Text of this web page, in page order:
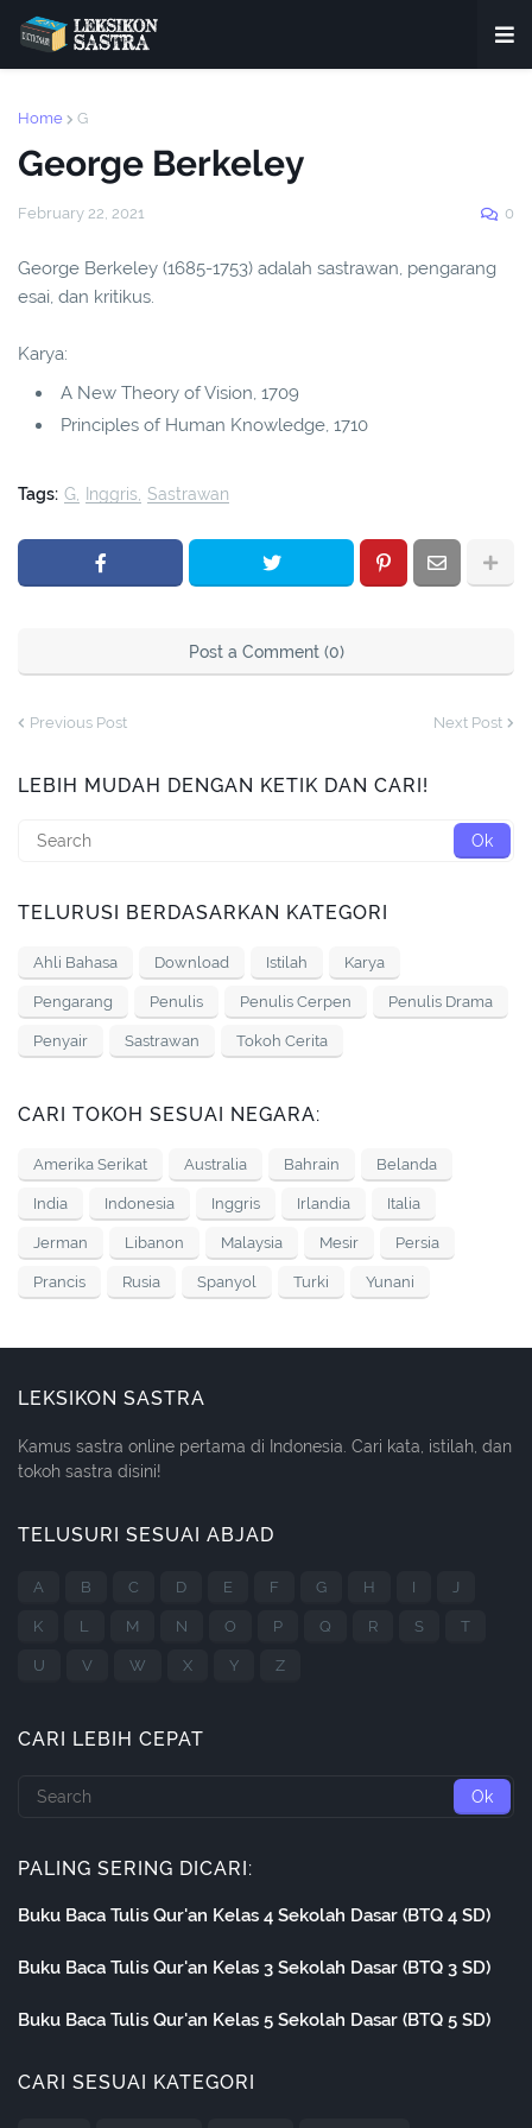
Home G
George Berkeley
February 22, 2021 0
George Berkeley (1685-1753) adalah sastrawan, pengarang
esai, dan kritikus.
Karya:
A New Theory of Vision, 1709
Principles of Human Knowledge, 1710
Tags: G Inggris Sastrawan
Post a Comment (0)
Previous Post Next Post
LEBIH MUDAH DENGAN KETIK DAN CARI!
TELURUSI BERDASARKAN KATEGORI
Ahli Bahasa Download Istilah Karya
Pengarang Penulis Penulis Cerpen Penulis Drama
Penyair Sastrawan Tokoh Cerita
CARI TOKOH SESUAI NEGARA:
Amerika Serikat Australia Bahrain Belanda
India Indonesia Inggris Irlandia Italia
Jerman Libanon Malaysia Mesir Persia
Prancis Rusia Spanyol Turki Yunani
LEKSIKON SASTRA
Kamus sastra online pertama di Indonesia. Cari kata, istilah, dan
tokoh sastra disini!
TELUSURI SESUAI ABJAD
A B C D E F G H I J
K L M N O P Q R S T
U V W X Y Z
CARI LEBIH CEPAT
PALING SERING DICARI:
Buku Baca Tulis Qur'an Kelas 4 Sekolah Dasar (BTQ 4 SD)
Buku Baca Tulis Qur'an Kelas 3 Sekolah Dasar (BTQ 3 SD)
Buku Baca Tulis Qur'an Kelas 5 Sekolah Dasar (BTQ 5 SD)
CARI SESUAI KATEGORI